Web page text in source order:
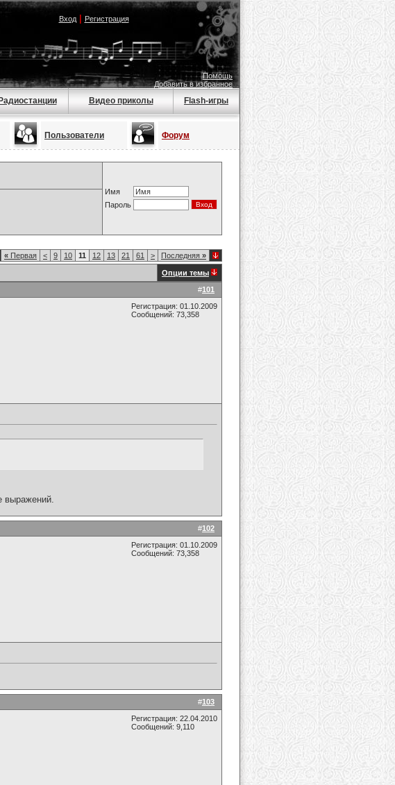
Вход| Регистрация
Помощь
Добавить в избранное
Радиостанции Видео приколы Flash-игры
Пользователи Форум
Имя
Пароль
« Первая < 9 10 11 12 13 21 61 > Последняя »
Опции темы
#101
Регистрация: 01.10.2009
Сообщений: 73,358
выражений.
#102
Регистрация: 01.10.2009
Сообщений: 73,358
#103
Регистрация: 22.04.2010
Сообщений: 9,110